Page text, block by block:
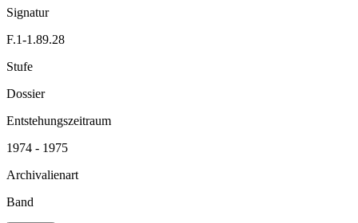
Signatur
F.1-1.89.28
Stufe
Dossier
Entstehungszeitraum
1974 - 1975
Archivalienart
Band